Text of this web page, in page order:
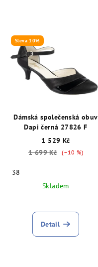
Sleva 10%
Dámská společenská obuv
Dapi černá 27826 F
1 529 Kč
1 699 Kč
(–10 %)
38
Skladem
Detail